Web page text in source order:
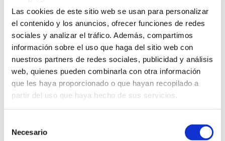
Las cookies de este sitio web se usan para personalizar
el contenido y los anuncios, ofrecer funciones de redes
sociales y analizar el tráfico. Además, compartimos
información sobre el uso que haga del sitio web con
nuestros partners de redes sociales, publicidad y análisis
web, quienes pueden combinarla con otra información
que les haya proporcionado o que hayan recopilado a
partir del uso que haya hecho de sus servicios.
Necesario